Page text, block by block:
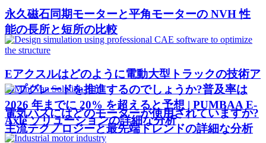
永久磁石同期モーターと平角モーターの NVH 性
能の長所と短所の比較
Eアクスルはどのように電動大型トラックの技術ア
ップグレードを推進するのでしょうか?普及率は
2026 年までに 20% を超えると予想 | PUMBAA E-
Axle ソリューションの詳細な分析
電気バスにはどのモーターが使用されていますか?
主流テクノロジーと最先端トレンドの詳細な分析